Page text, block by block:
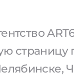
страницу